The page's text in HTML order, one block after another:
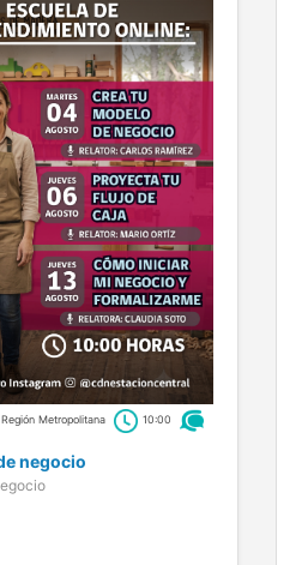
Región Metropolitana
10:00
negocio